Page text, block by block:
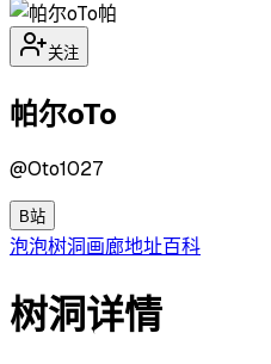
帕
关注
帕尔oTo
@Oto1027
B站
泡泡树洞画廊地址百科
树洞详情